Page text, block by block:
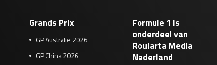
Grands Prix
GP Australië 2026
GP China 2026
Formule 1 is
onderdeel van
Roularta Media
Nederland